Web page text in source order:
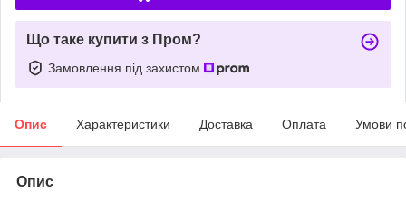
Що таке купити з Пром?
Замовлення під захистом
Опис Характеристики Доставка Оплата Умови
Опис